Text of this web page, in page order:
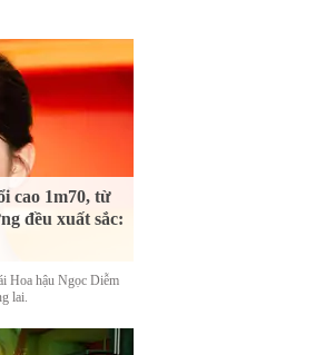
cao 1m70, từ
đều xuất sắc:
Hoa hậu Ngọc Diễm
lai.